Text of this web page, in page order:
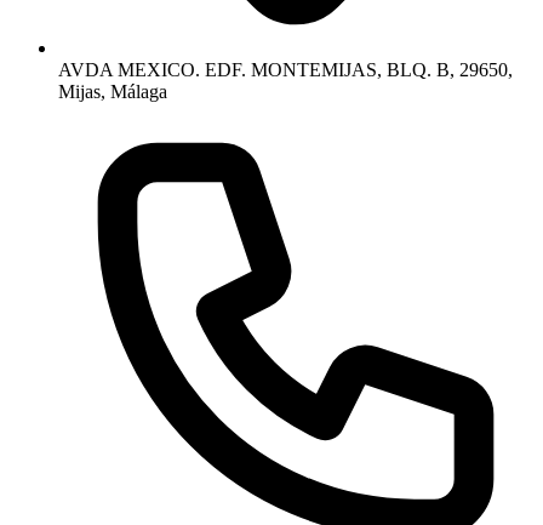
AVDA MEXICO. EDF. MONTEMIJAS, BLQ. B, 29650,
Mijas, Málaga